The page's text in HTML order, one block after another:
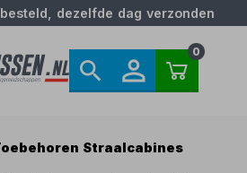
dezelfde dag verzonden
0
Straalcabines